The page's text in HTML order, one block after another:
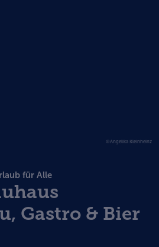
©Angelika Kleinheinz
für Alle
Gastro & Bier